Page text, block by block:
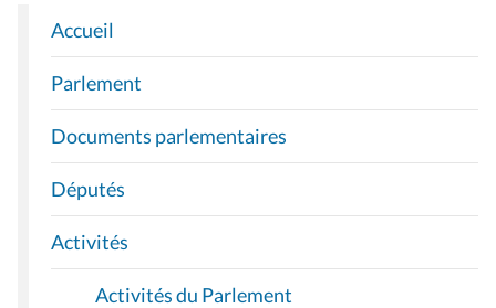
N
A
V
I
G
A
T
I
O
Accueil
Parlement
Documents parlementaires
Députés
Activités
Activités du Parlement